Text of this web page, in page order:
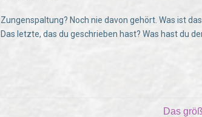
Zungenspaltung? Noch nie davon gehört. Was ist
Das letzte, das du geschrieben hast? Was hast du
Das